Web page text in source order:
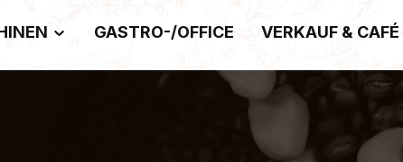
GASTRO-/OFFICE VERKAUF & CAFÉ